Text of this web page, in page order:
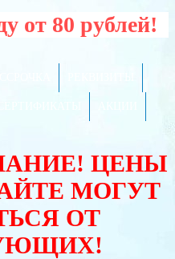
от 80 рублей!
ЦЕНЫ
МОГУТ
ОТ